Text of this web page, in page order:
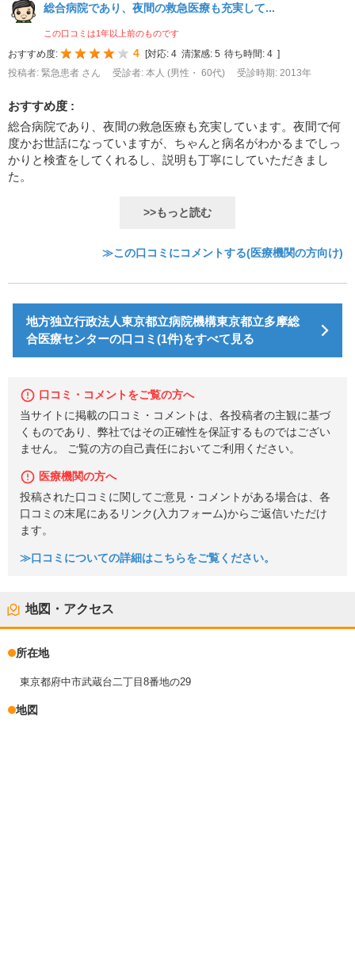
総合病院であり、夜間の救急医療も充実して...
この口コミは1年以上前のものです
おすすめ度: 4 対応: 4 清潔感: 5 待ち時間: 4
投稿者: 緊急患者 さん
受診者: 本人 (男性・ 60代) 受診時期: 2013年
おすすめ度 :
総合病院であり、夜間の救急医療も充実しています。夜間で何
度かお世話になっていますが、ちゃんと病名がわかるまでしっ
かりと検査をしてくれるし、説明も丁寧にしていただきまし
た。
>>もっと読む
≫この口コミにコメントする(医療機関の方向け)
地方独立行政法人東京都立病院機構東京都立多摩総
合医療センターの口コミ(1件)をすべて見る
口コミ・コメントをご覧の方へ
当サイトに掲載の口コミ・コメントは、各投稿者の主観に基づ
くものであり、弊社ではその正確性を保証するものではござい
ません。 ご覧の方の自己責任においてご利用ください。
医療機関の方へ
投稿された口コミに関してご意見・コメントがある場合は、各
口コミの末尾にあるリンク(入力フォーム)からご返信いただけ
ます。
≫口コミについての詳細はこちらをご覧ください。
地図・アクセス
所在地
東京都府中市武蔵台二丁目8番地の29
地図